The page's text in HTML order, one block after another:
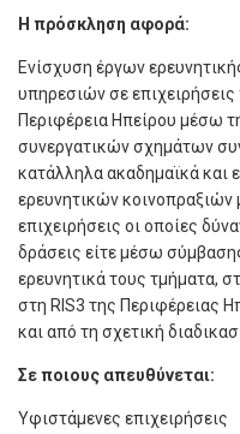
Η πρόσκληση αφορά:
Ενίσχυση έργων
υπηρεσιών σε
Περιφέρεια Ηπείρου μέσω
συνεργατικών σχημάτων
κατάλληλα ακαδημαϊκά και
ερευνητικών
επιχειρήσεις οι οποίες
δράσεις είτε μέσω
ερευνητικά τους τμήματα,
στη RIS3 της Περιφέρειας
και από τη σχετική
Σε ποιους απευθύνεται:
Υφιστάμενες επιχειρήσεις